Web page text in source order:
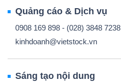
Quảng cáo & Dịch vụ
0908 169 898 - (028) 3848 7238
kinhdoanh@vietstock.vn
Sáng tạo nội dung